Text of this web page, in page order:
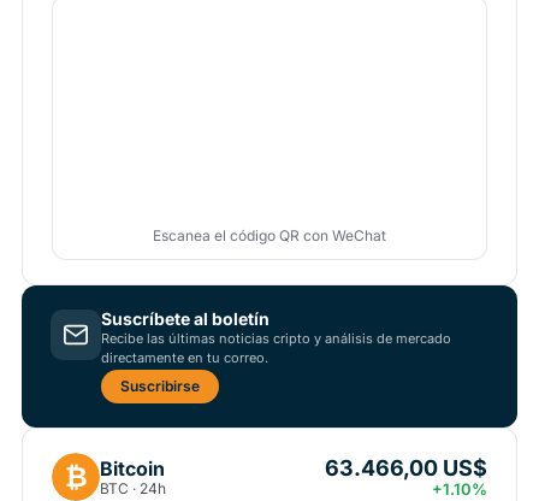
Escanea el código QR con WeChat
Suscríbete al boletín
Recibe las últimas noticias cripto y análisis de mercado
directamente en tu correo.
Suscribirse
₿ Bitcoin
BTC · 24h
63.466,00 US$
+1.10%